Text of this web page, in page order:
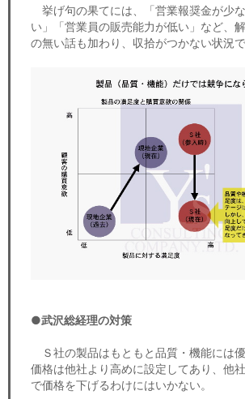
挙げ句の果てには、「営業報奨金が少
い」「営業員の販売能力が低い」など、
の無い話も加わり、収拾がつかない状況で
●武沢総経理の対策
Ｓ社の製品はもともと品質・機能には優
価格は他社より高めに設定してあり、他
で価格を下げるわけにはいかない。